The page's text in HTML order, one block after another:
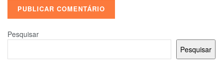
Pesquisar
Pesquisar